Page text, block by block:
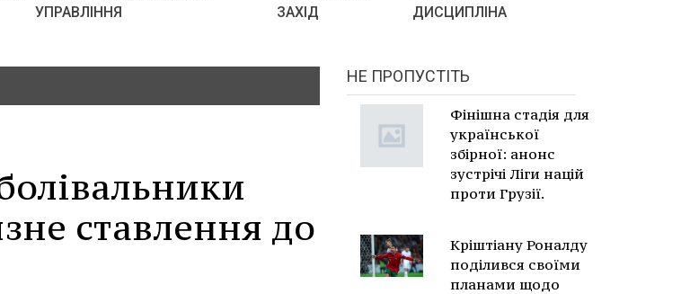
УПРАВЛІННЯ
ЗАХІД
ДИСЦИПЛІНА
ставлення до
НЕ ПРОПУСТІТЬ
Фінішна стадія для
української
збірної: анонс
зустрічі Ліги націй
проти Грузії.
Кріштіану Роналду
поділився своїми
планами щодо